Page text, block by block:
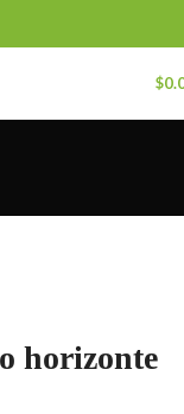
$
horizonte